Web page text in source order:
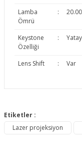
Lamba
Ömrü
:
Keystone
Özelliği
:
Lens Shift : Var
konularda yetersiz
Görüş ve
Etiketler :
Lazer projeksiyon